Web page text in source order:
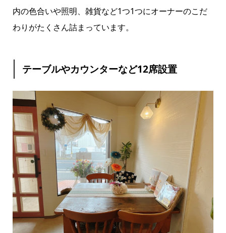
内の色合いや照明、雑貨など1つ1つにオーナーのこだ
わりがたくさん詰まっています。
テーブルやカウンターなど12席設置